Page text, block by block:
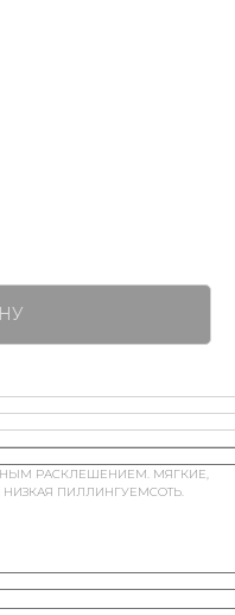
РАСКЛЕШЕНИЕМ. МЯГКИЕ,
ПИЛЛИНГУЕМСОТЬ.